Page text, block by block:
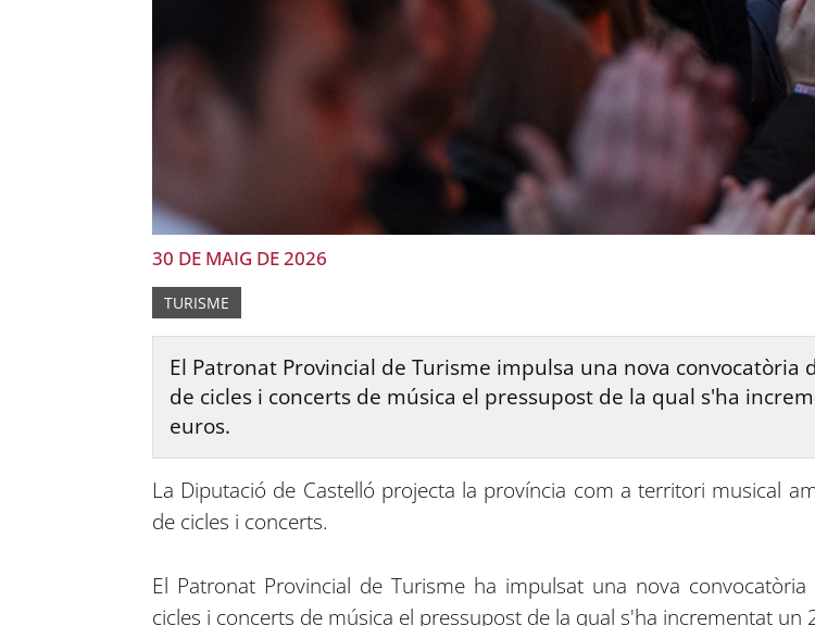
30 DE MAIG DE 2026
TURISME
El Patronat Provincial de Turisme impulsa una nova
de cicles i concerts de música el pressupost de la qual s'ha
euros.
La Diputació de Castelló projecta la província com a territori musical
de cicles i concerts.
El Patronat Provincial de Turisme ha impulsat una nova
cicles i concerts de música el pressupost de la qual s'ha incrementat